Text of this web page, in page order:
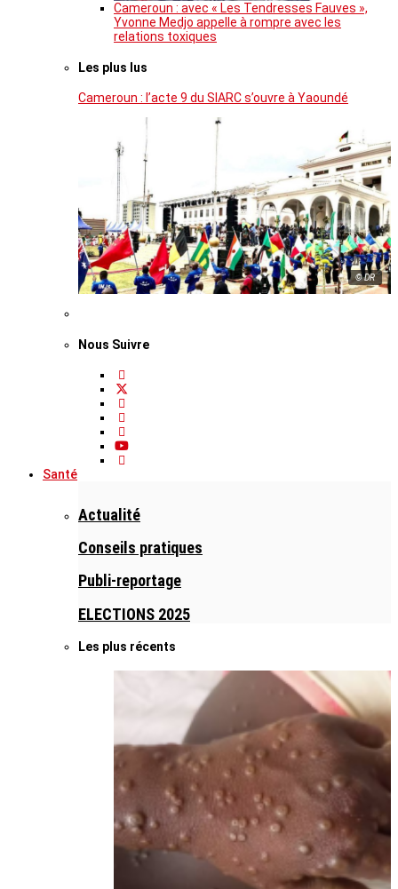
Cameroun : avec « Les Tendresses Fauves »,
Yvonne Medjo appelle à rompre avec les
relations toxiques
Les plus lus
Cameroun : l’acte 9 du SIARC s’ouvre à Yaoundé
© DR
Nous Suivre
Santé
Actualité
Conseils pratiques
Publi-reportage
ELECTIONS 2025
Les plus récents